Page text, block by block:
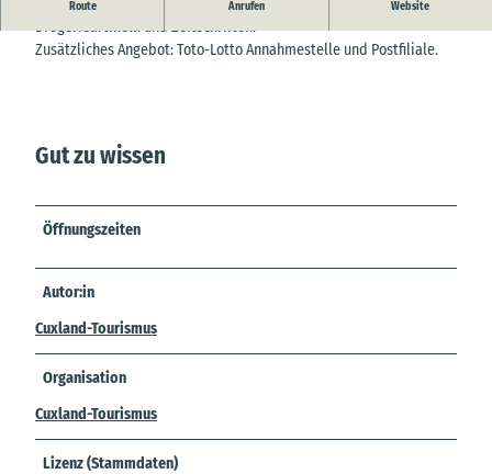
Route Anrufen Website
Kleiner Dorfladen mit Lebensmitteln, Getränken, Haushaltswaren,
Drogerieartikeln und Zeitschriften.
Zusätzliches Angebot: Toto-Lotto Annahmestelle und Postfiliale.
Gut zu wissen
Öffnungszeiten
Autor:in
Cuxland-Tourismus
Organisation
Cuxland-Tourismus
Lizenz (Stammdaten)